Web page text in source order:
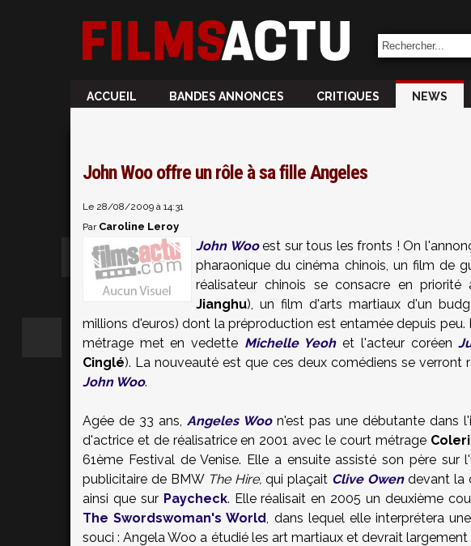
ACCUEIL BANDES ANNONCES CRITIQUES NEWS
John Woo offre un rôle à sa fille Angeles
Le 28/08/2009 à 14:31
Par Caroline Leroy
John Wooest sur tous les fronts ! On
pharaonique du cinéma chinois, un film de
réalisateur chinois se consacre en priorité
Jianghu), un film d'arts martiaux d'un
millions d'euros) dont la préproduction est entamée depuis peu.
métrage met en vedette Michelle Yeohet l'acteur coréen
Cinglé). La nouveauté est que ces deux comédiens se verront
John Woo.
Agée de 33 ans, Angeles Woon'est pas une débutante dans
d'actrice et de réalisatrice en 2001 avec le court métrage
61ème Festival de Venise. Elle a ensuite assisté son père
publicitaire de BMW The Hire, qui plaçait Clive Owendevant la
ainsi que sur Paycheck. Elle réalisait en 2005 un deuxième
The Swordswoman's World, dans lequel elle interprétera
souci : Angela Woo a étudié les art martiaux et devrait